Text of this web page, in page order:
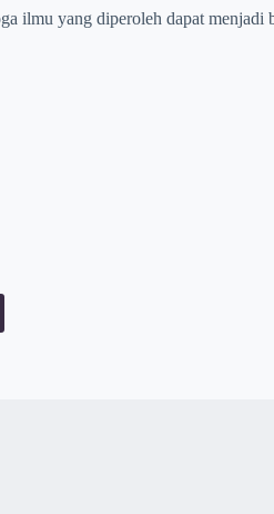
ilmu yang diperoleh dapat